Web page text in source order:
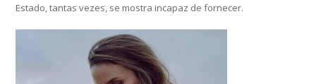
Estado, tantas vezes, se mostra incapaz de fornecer.